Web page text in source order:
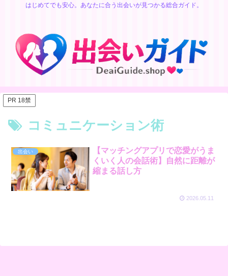
はじめてでも安心。あなたに合う出会いが見つかる総合ガイド。
PR 18禁
コミュニケーション術
出会い
【マッチングアプリで恋愛がうま
くいく人の会話術】自然に距離が
縮まる話し方
2026.05.11